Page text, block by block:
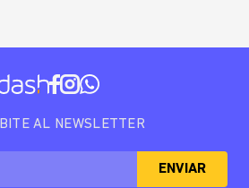
AL NEWSLETTER
ENVIAR